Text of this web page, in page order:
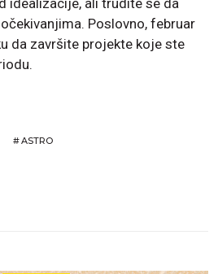
idealizacije, ali trudite se da
Poslovno, februar
da završite projekte koje ste
#ASTRO